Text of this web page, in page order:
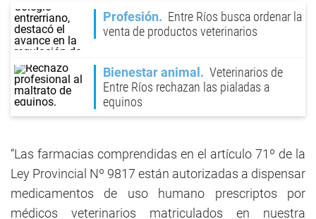
Profesión
Entre Ríos busca ordenar la
venta de productos veterinarios
Bienestar animal
Veterinarios de
Entre Ríos rechazan las pialadas a
equinos
“Las farmacias comprendidas en el artículo 71º de la
Ley Provincial Nº 9817 están autorizadas a dispensar
medicamentos de uso humano prescriptos por
médicos veterinarios matriculados en nuestra